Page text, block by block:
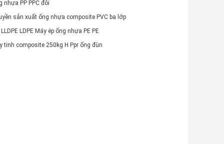
nhựa PP PPC đôi
sản xuất ống nhựa composite PVC ba lớp
LLDPE LDPE Máy ép ống nhựa PE PE
tinh composite 250kg H Ppr ống đùn